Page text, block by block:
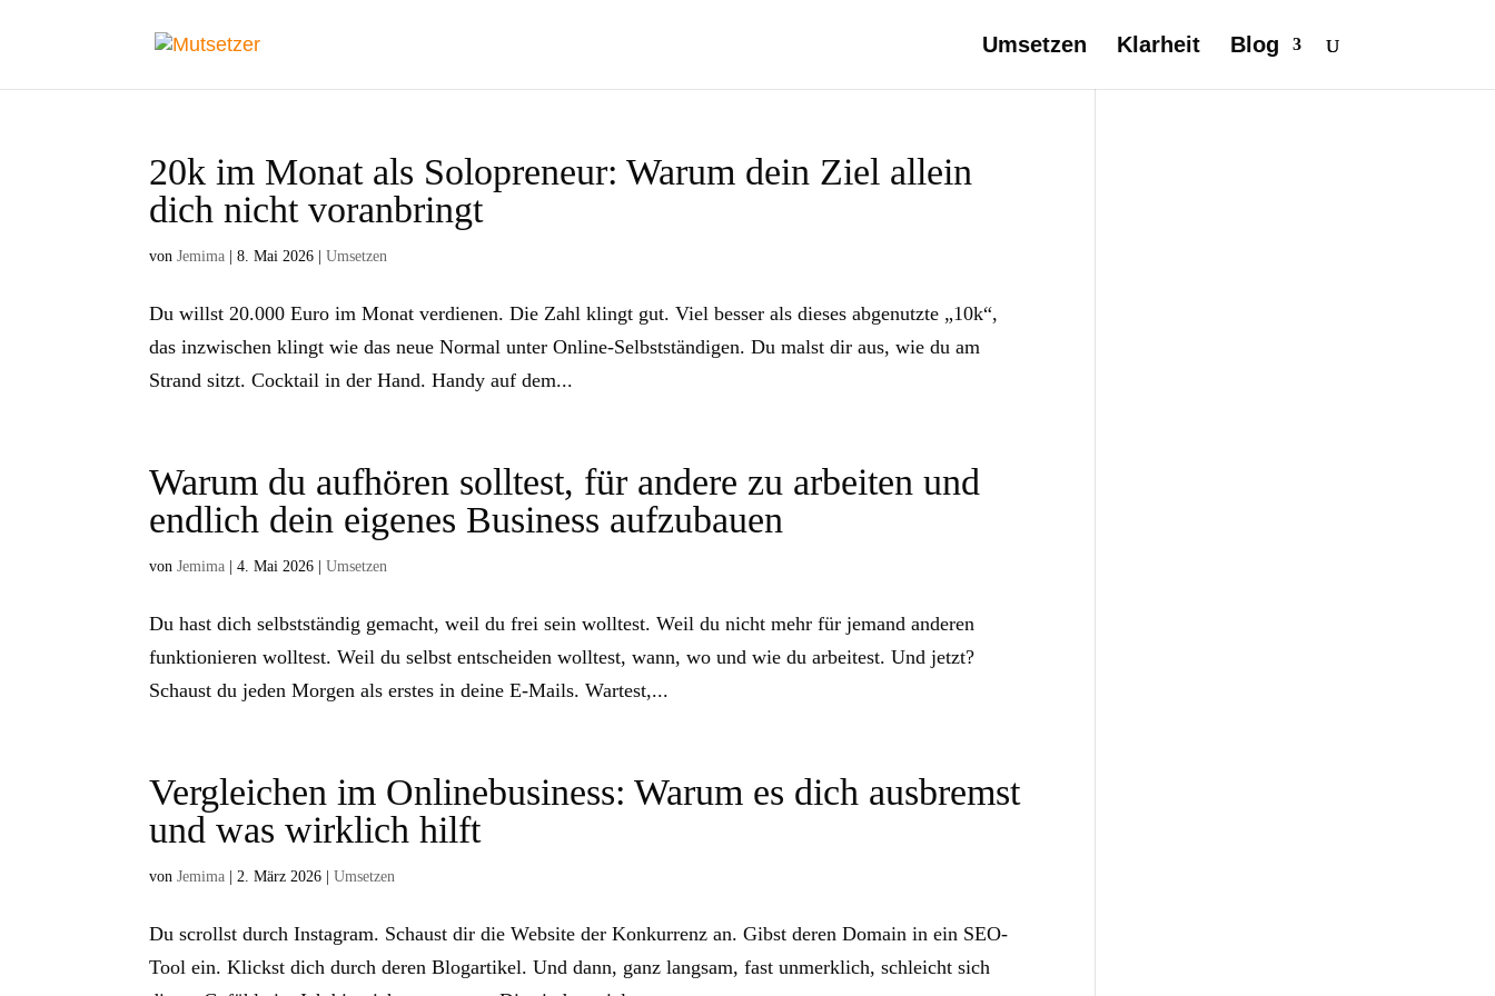
Umsetzen Klarheit Blog
20k im Monat als Solopreneur: Warum dein Ziel allein
dich nicht voranbringt
vonJemima |8. Mai 2026 |Umsetzen
Du willst 20.000 Euro im Monat verdienen. Die Zahl klingt gut. Viel besser als dieses abgenutzte „10k“,
das inzwischen klingt wie das neue Normal unter Online-Selbstständigen. Du malst dir aus, wie du am
Strand sitzt. Cocktail in der Hand. Handy auf dem...
Warum du aufhören solltest, für andere zu arbeiten und
endlich dein eigenes Business aufzubauen
vonJemima |4. Mai 2026 |Umsetzen
Du hast dich selbstständig gemacht, weil du frei sein wolltest. Weil du nicht mehr für jemand anderen
funktionieren wolltest. Weil du selbst entscheiden wolltest, wann, wo und wie du arbeitest. Und jetzt?
Schaust du jeden Morgen als erstes in deine E-Mails. Wartest,...
Vergleichen im Onlinebusiness: Warum es dich ausbremst
und was wirklich hilft
vonJemima |2. März 2026 |Umsetzen
Du scrollst durch Instagram. Schaust dir die Website der Konkurrenz an. Gibst deren Domain in ein SEO-
Tool ein. Klickst dich durch deren Blogartikel. Und dann, ganz langsam, fast unmerklich, schleicht sich